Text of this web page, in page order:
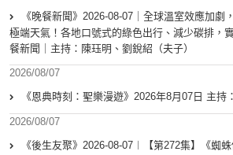
《晚餐新聞》2026-08-07｜全球溫室效應加劇
極端天氣！各地口號式的綠色出行、減少碳排，
餐新聞｜主持：陳珏明、劉銳紹（夫子）
2026/08/07
《恩典時刻：聖樂漫遊》2026年8月07日 主持
2026/08/07
《後生友聚》2026-08-07︱【第272集】《蜘